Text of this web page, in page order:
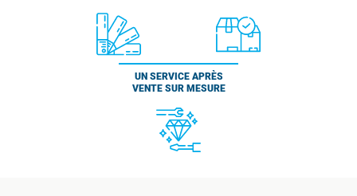
UN SERVICE APRÈS
VENTE SUR MESURE